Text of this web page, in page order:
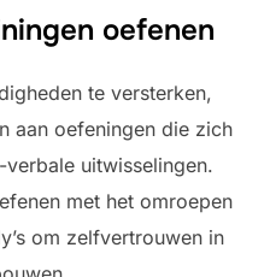
oefenen
te versterken,
aan oefeningen die zich
uitwisselingen.
met het omroepen
om zelfvertrouwen in